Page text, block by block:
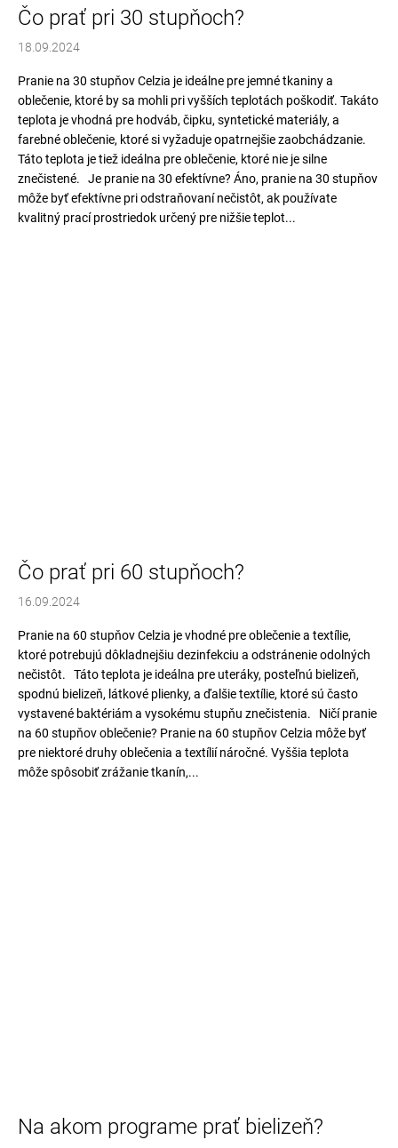
v
Čo prať pri 30 stupňoch?
18.09.2024
Pranie na 30 stupňov Celzia je ideálne pre jemné tkaniny a
oblečenie, ktoré by sa mohli pri vyšších teplotách poškodiť. Takáto
teplota je vhodná pre hodváb, čipku, syntetické materiály, a
farebné oblečenie, ktoré si vyžaduje opatrnejšie zaobchádzanie.
Táto teplota je tiež ideálna pre oblečenie, ktoré nie je silne
znečistené. Je pranie na 30 efektívne? Áno, pranie na 30 stupňov
môže byť efektívne pri odstraňovaní nečistôt, ak používate
kvalitný prací prostriedok určený pre nižšie teplot...
Čo prať pri 60 stupňoch?
16.09.2024
Pranie na 60 stupňov Celzia je vhodné pre oblečenie a textílie,
ktoré potrebujú dôkladnejšiu dezinfekciu a odstránenie odolných
nečistôt. Táto teplota je ideálna pre uteráky, posteľnú bielizeň,
spodnú bielizeň, látkové plienky, a ďalšie textílie, ktoré sú často
vystavené baktériám a vysokému stupňu znečistenia. Ničí pranie
na 60 stupňov oblečenie? Pranie na 60 stupňov Celzia môže byť
pre niektoré druhy oblečenia a textílií náročné. Vyššia teplota
môže spôsobiť zrážanie tkanín,...
Na akom programe prať bielizeň?
á
j
s
ť
?
HĽADAŤ